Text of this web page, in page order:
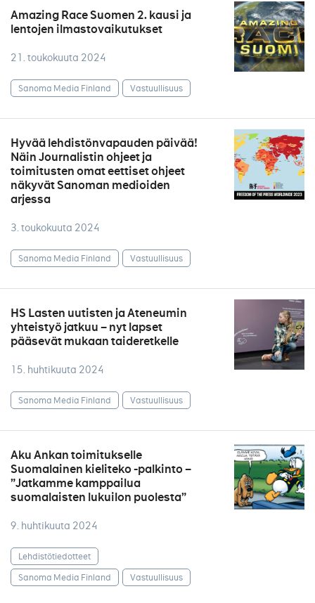
Amazing Race Suomen 2. kausi ja
lentojen ilmastovaikutukset
21. toukokuuta 2024
Sanoma Media Finland Vastuullisuus
Hyvää lehdistönvapauden päivää!
Näin Journalistin ohjeet ja
toimitusten omat eettiset ohjeet
näkyvät Sanoman medioiden
arjessa
3. toukokuuta 2024
Sanoma Media Finland Vastuullisuus
HS Lasten uutisten ja Ateneumin
yhteistyö jatkuu – nyt lapset
pääsevät mukaan taideretkelle
15. huhtikuuta 2024
Sanoma Media Finland Vastuullisuus
Aku Ankan toimitukselle
Suomalainen kieliteko -palkinto –
”Jatkamme kamppailua
suomalaisten lukuilon puolesta”
9. huhtikuuta 2024
Lehdistötiedotteet
Sanoma Media Finland
Vastuullisuus